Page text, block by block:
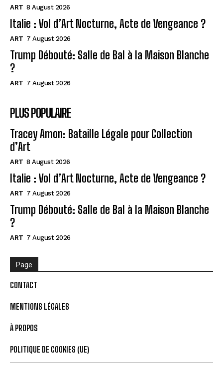
ART 8 August 2026
Italie : Vol d’Art Nocturne, Acte de Vengeance ?
ART 7 August 2026
Trump Débouté: Salle de Bal à la Maison Blanche
?
ART 7 August 2026
PLUS POPULAIRE
Tracey Amon: Bataille Légale pour Collection
d’Art
ART 8 August 2026
Italie : Vol d’Art Nocturne, Acte de Vengeance ?
ART 7 August 2026
Trump Débouté: Salle de Bal à la Maison Blanche
?
ART 7 August 2026
Page
CONTACT
MENTIONS LÉGALES
À PROPOS
POLITIQUE DE COOKIES (UE)